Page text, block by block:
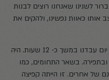
לשנינו שאנחנו רוצים לבנות
אותו כאוות נפשינו, ולהקים את
התהליך לקח לנו כחודשיים, כאשר כל יום עבדנו במשך כ- 12 שעות. היה
ובתפירה. בשאר התחומים, כמו
של אחרים. זו הייתה קפיצה